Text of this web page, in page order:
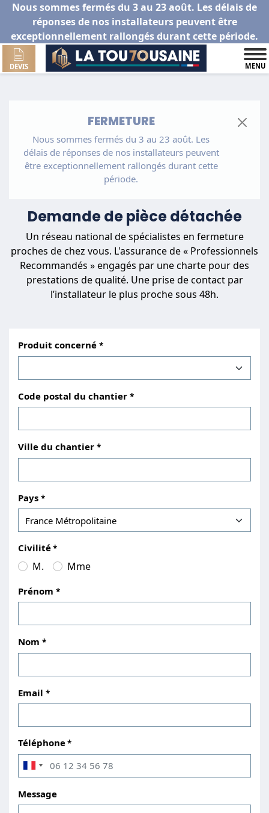
Nous sommes fermés du 3 au 23 août. Les délais de
réponses de nos installateurs peuvent être
exceptionnellement rallongés durant cette période.
DEVIS MENU
FERMETURE
Nous sommes fermés du 3 au 23 août. Les
délais de réponses de nos installateurs peuvent
être exceptionnellement rallongés durant cette
période.
Demande de pièce détachée
Un réseau national de spécialistes en fermeture
proches de chez vous. L'assurance de « Professionnels
Recommandés » engagés par une charte pour des
prestations de qualité. Une prise de contact par
l’installateur le plus proche sous 48h.
Produit concerné
Code postal du chantier
Ville du chantier
Pays
Message
Civilité
M. Mme
Prénom
Nom
Email
Téléphone